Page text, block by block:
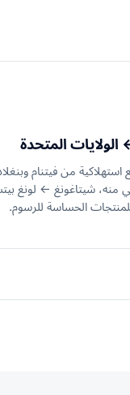
المتحدة
استهلاكية من فيتنام
منه، شيتاغونغ ← لونغ
الحساسة للرسوم.